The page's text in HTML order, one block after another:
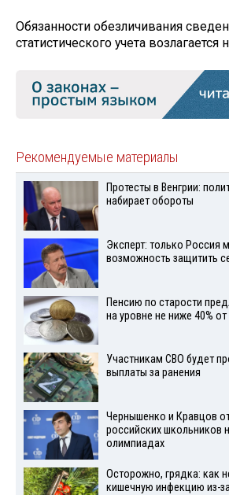
Обязанности обезличивания
статистического учета возлагается
Рекомендуемые материалы
Протесты в Венгрии:
набирает обороты
Эксперт: только Россия
возможность защитить
Пенсию по старости
на уровне не ниже 40%
Участникам СВО будет
выплаты за ранения
Чернышенко и Кравцов
российских школьников
олимпиадах
Осторожно, грядка: как
кишечную инфекцию из-